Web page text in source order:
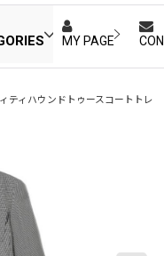
MY PAGE
ティハウンドトゥースコートトレ